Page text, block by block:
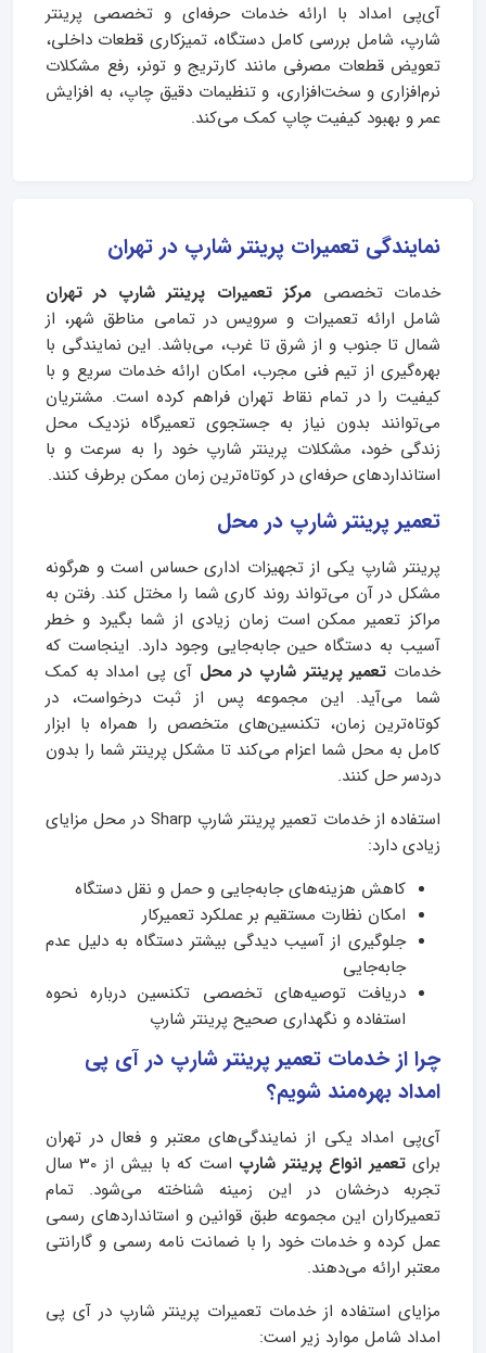
آی‌پی امداد با ارائه خدمات حرفه‌ای و تخصصی پرینتر
شارپ، شامل بررسی کامل دستگاه، تمیزکاری قطعات داخلی،
تعویض قطعات مصرفی مانند کارتریج و تونر، رفع مشکلات
نرم‌افزاری و سخت‌افزاری، و تنظیمات دقیق چاپ، به افزایش
عمر و بهبود کیفیت چاپ کمک می‌کند.
نمایندگی تعمیرات پرینتر شارپ در تهران
خدمات تخصصی مرکز تعمیرات پرینتر شارپ در تهران
شامل ارائه تعمیرات و سرویس در تمامی مناطق شهر، از
شمال تا جنوب و از شرق تا غرب، می‌باشد. این نمایندگی با
بهره‌گیری از تیم فنی مجرب، امکان ارائه خدمات سریع و با
کیفیت را در تمام نقاط تهران فراهم کرده است. مشتریان
می‌توانند بدون نیاز به جستجوی تعمیرگاه نزدیک محل
زندگی خود، مشکلات پرینتر شارپ خود را به سرعت و با
استانداردهای حرفه‌ای در کوتاه‌ترین زمان ممکن برطرف کنند.
تعمیر پرینتر شارپ در محل
پرینتر شارپ یکی از تجهیزات اداری حساس است و هرگونه
مشکل در آن می‌تواند روند کاری شما را مختل کند. رفتن به
مراکز تعمیر ممکن است زمان زیادی از شما بگیرد و خطر
آسیب به دستگاه حین جابه‌جایی وجود دارد. اینجاست که
خدمات تعمیر پرینتر شارپ در محل آی‌ پی امداد به کمک
شما می‌آید. این مجموعه پس از ثبت درخواست، در
کوتاه‌ترین زمان، تکنسین‌های متخصص را همراه با ابزار
کامل به محل شما اعزام می‌کند تا مشکل پرینتر شما را بدون
دردسر حل کنند.
استفاده از خدمات تعمیر پرینتر شارپ Sharp در محل مزایای
زیادی دارد:
کاهش هزینه‌های جابه‌جایی و حمل و نقل دستگاه
امکان نظارت مستقیم بر عملکرد تعمیرکار
جلوگیری از آسیب دیدگی بیشتر دستگاه به دلیل عدم
جابه‌جایی
دریافت توصیه‌های تخصصی تکنسین درباره نحوه
استفاده و نگهداری صحیح پرینتر شارپ
چرا از خدمات تعمیر پرینتر شارپ در آی پی
امداد بهره‌مند شویم؟
آی‌پی امداد یکی از نمایندگی‌های معتبر و فعال در تهران
برایتعمیر انواع پرینتر شارپ
است که با بیش از 30 سال
تجربه درخشان در این زمینه شناخته می‌شود. تمام
تعمیرکاران این مجموعه طبق قوانین و استانداردهای رسمی
عمل کرده و خدمات خود را با ضمانت نامه رسمی و گارانتی
معتبر ارائه می‌دهند.
مزایای استفاده از خدمات تعمیرات پرینتر شارپ در آی‌ پی
امداد شامل موارد زیر است: